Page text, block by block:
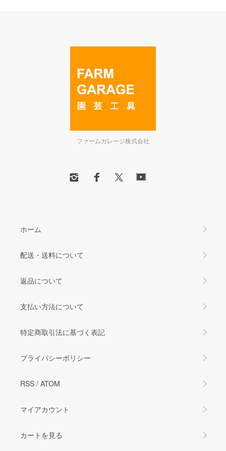
ファームガレージ株式会社
ホーム
配送・送料について
返品について
支払い方法について
特定商取引法に基づく表記
プライバシーポリシー
RSS / ATOM
マイアカウント
カートを見る